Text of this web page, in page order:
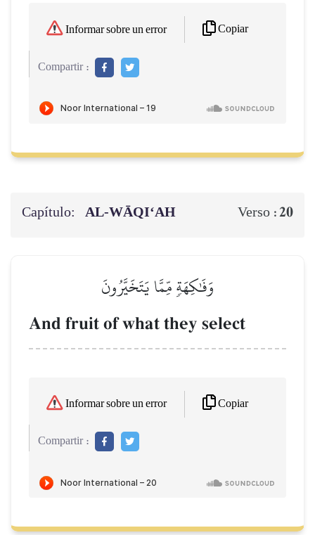
Informar sobre un error Copiar
Compartir :
Capítulo: AL‑WĀQI‘AH Verso :20
وَفَٰكِهَةٖ مِّمَّا يَتَخَيَّرُونَ
And fruit of what they select
Informar sobre un error Copiar
Compartir :